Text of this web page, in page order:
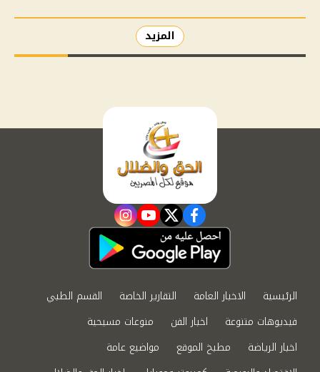
المزيد
facebook
twitter
youtube
instagram
الرئيسية الاخبار العامة التقارير الخاصة
القسم الطبي
فيديوهات متنوعة
اخبار الفن
منوعات مسيحية
اخبار الرياضة
مطبخ الموقع
مواضيع عامة